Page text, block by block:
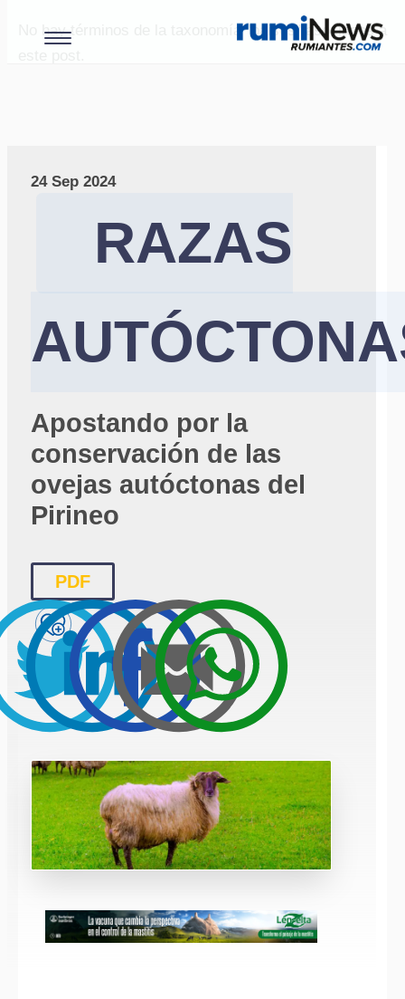
No hay términos de la taxonomía "paises" asociados a
24 Sep 2024
RAZAS
Apostando por la
conservación de las
ovejas autóctonas del
Pirineo
PDF